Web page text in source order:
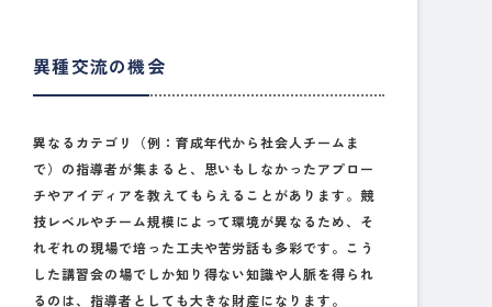
異種交流の機会
異なるカテゴリ（例：育成年代から社会人チームま
で）の指導者が集まると、思いもしなかったアプロー
チやアイディアを教えてもらえることがあります。競
技レベルやチーム規模によって環境が異なるため、そ
れぞれの現場で培った工夫や苦労話も多彩です。こう
した講習会の場でしか知り得ない知識や人脈を得られ
るのは、指導者としても大きな財産になります。